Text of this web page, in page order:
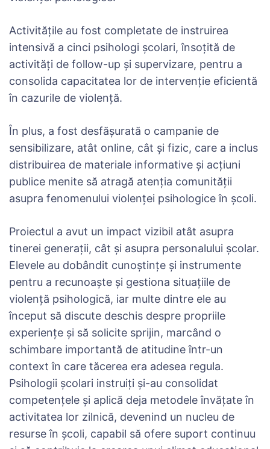
Activitățile au fost completate de instruirea
intensivă a cinci psihologi școlari, însoțită de
activități de follow-up și supervizare, pentru a
consolida capacitatea lor de intervenție eficientă
în cazurile de violență.
În plus, a fost desfășurată o campanie de
sensibilizare, atât online, cât și fizic, care a inclus
distribuirea de materiale informative și acțiuni
publice menite să atragă atenția comunității
asupra fenomenului violenței psihologice în școli.
Proiectul a avut un impact vizibil atât asupra
tinerei generații, cât și asupra personalului școlar.
Elevele au dobândit cunoștințe și instrumente
pentru a recunoaște și gestiona situațiile de
violență psihologică, iar multe dintre ele au
început să discute deschis despre propriile
experiențe și să solicite sprijin, marcând o
schimbare importantă de atitudine într-un
context în care tăcerea era adesea regula.
Psihologii școlari instruiți și-au consolidat
competențele și aplică deja metodele învățate în
activitatea lor zilnică, devenind un nucleu de
resurse în școli, capabil să ofere suport continuu